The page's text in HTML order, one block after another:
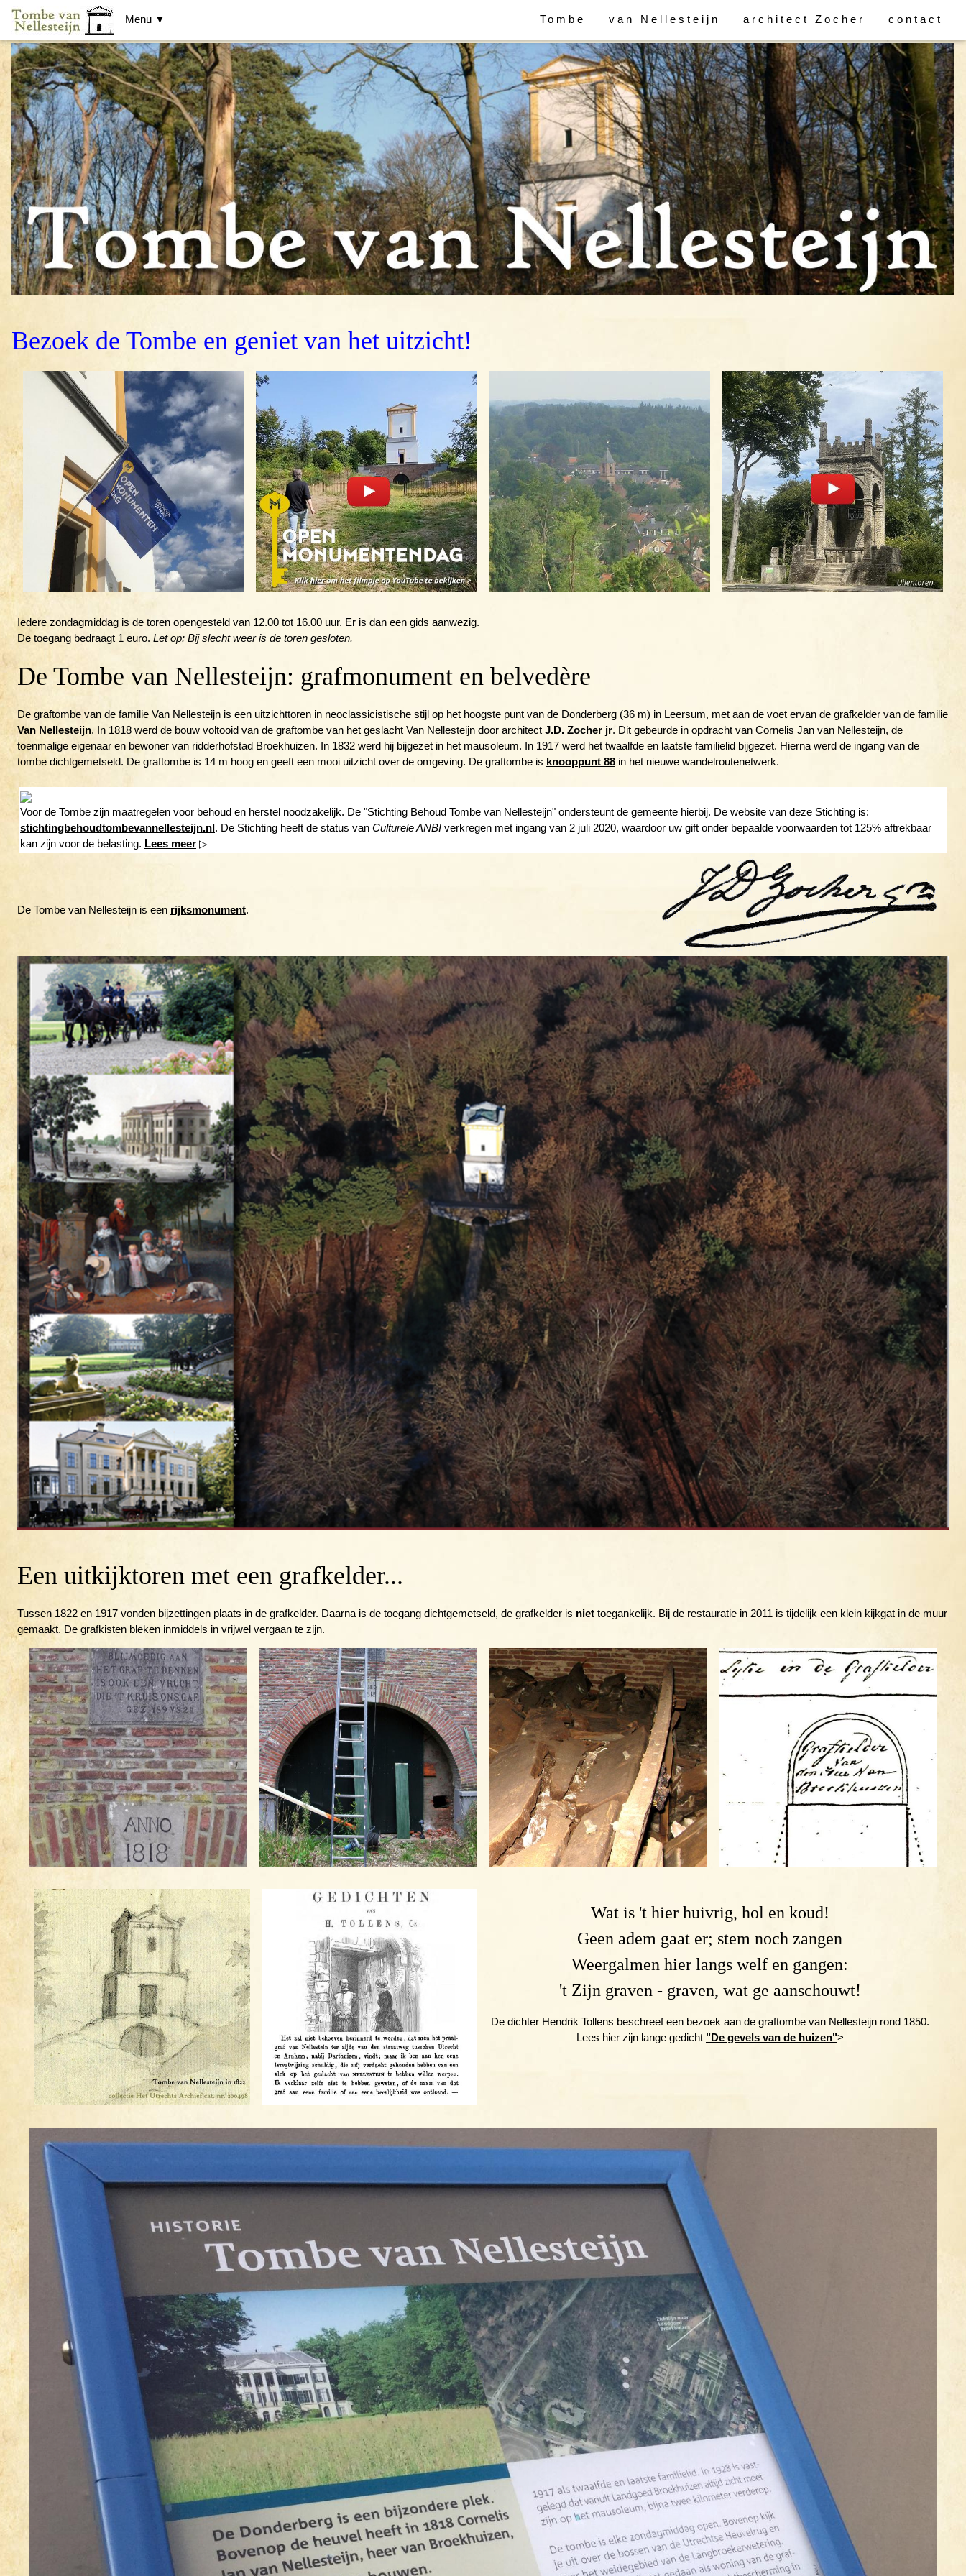
Menu ▼ Tombe van Nellesteijn architect Zocher contact
Tombe van Nellesteijn (1818)
Bezoek de Tombe en geniet van het uitzicht!
Iedere zondagmiddag is de toren opengesteld van 12.00 tot 16.00 uur. Er is dan een gids aanwezig.
De toegang bedraagt 1 euro. Let op: Bij slecht weer is de toren gesloten.
De Tombe van Nellesteijn: grafmonument en belvedère
De graftombe van de familie Van Nellesteijn is een uitzichttoren in neoclassicistische stijl op het hoogste punt van de Donderberg (36 m) in Leersum, met aan de voet ervan de grafkelder van de familie
Van Nellesteijn. In 1818 werd de bouw voltooid van de graftombe van het geslacht Van Nellesteijn door architect J.D. Zocher jr. Dit gebeurde in opdracht van Cornelis Jan van Nellesteijn, de
toenmalige eigenaar en bewoner van ridderhofstad Broekhuizen. In 1832 werd hij bijgezet in het mausoleum. In 1917 werd het twaalfde en laatste familielid bijgezet. Hierna werd de ingang van de
tombe dichtgemetseld. De graftombe is 14 m hoog en geeft een mooi uitzicht over de omgeving. De graftombe is knooppunt 88 in het nieuwe wandelroutenetwerk.
Voor de Tombe zijn maatregelen voor behoud en herstel noodzakelijk. De "Stichting Behoud Tombe van Nellesteijn" ondersteunt de gemeente hierbij. De website van deze Stichting is:
stichtingbehoudtombevannellesteijn.nl. De Stichting heeft de status van Culturele ANBI verkregen met ingang van 2 juli 2020, waardoor uw gift onder bepaalde voorwaarden tot 125% aftrekbaar
kan zijn voor de belasting. Lees meer ▷
De Tombe van Nellesteijn is een rijksmonument.
Een uitkijktoren met een grafkelder...
Tussen 1822 en 1917 vonden bijzettingen plaats in de grafkelder. Daarna is de toegang dichtgemetseld, de grafkelder is niet toegankelijk. Bij de restauratie in 2011 is tijdelijk een klein kijkgat in de muur
gemaakt. De grafkisten bleken inmiddels in vrijwel vergaan te zijn.
Wat is 't hier huivrig, hol en koud!
Geen adem gaat er; stem noch zangen
Weergalmen hier langs welf en gangen:
't Zijn graven - graven, wat ge aanschouwt!
De dichter Hendrik Tollens beschreef een bezoek aan de graftombe van Nellesteijn rond 1850.
Lees hier zijn lange gedicht "De gevels van de huizen">